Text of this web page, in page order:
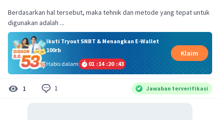
Berdasarkan hal tersebut, maka tehnik dan metode yang tepat untuk
digunakan adalah ...
Ikuti Tryout SNBT & Menangkan E-Wallet
100rb
Habis dalam
01 :14 :20 :43
Klaim
1 1 Jawaban terverifikasi